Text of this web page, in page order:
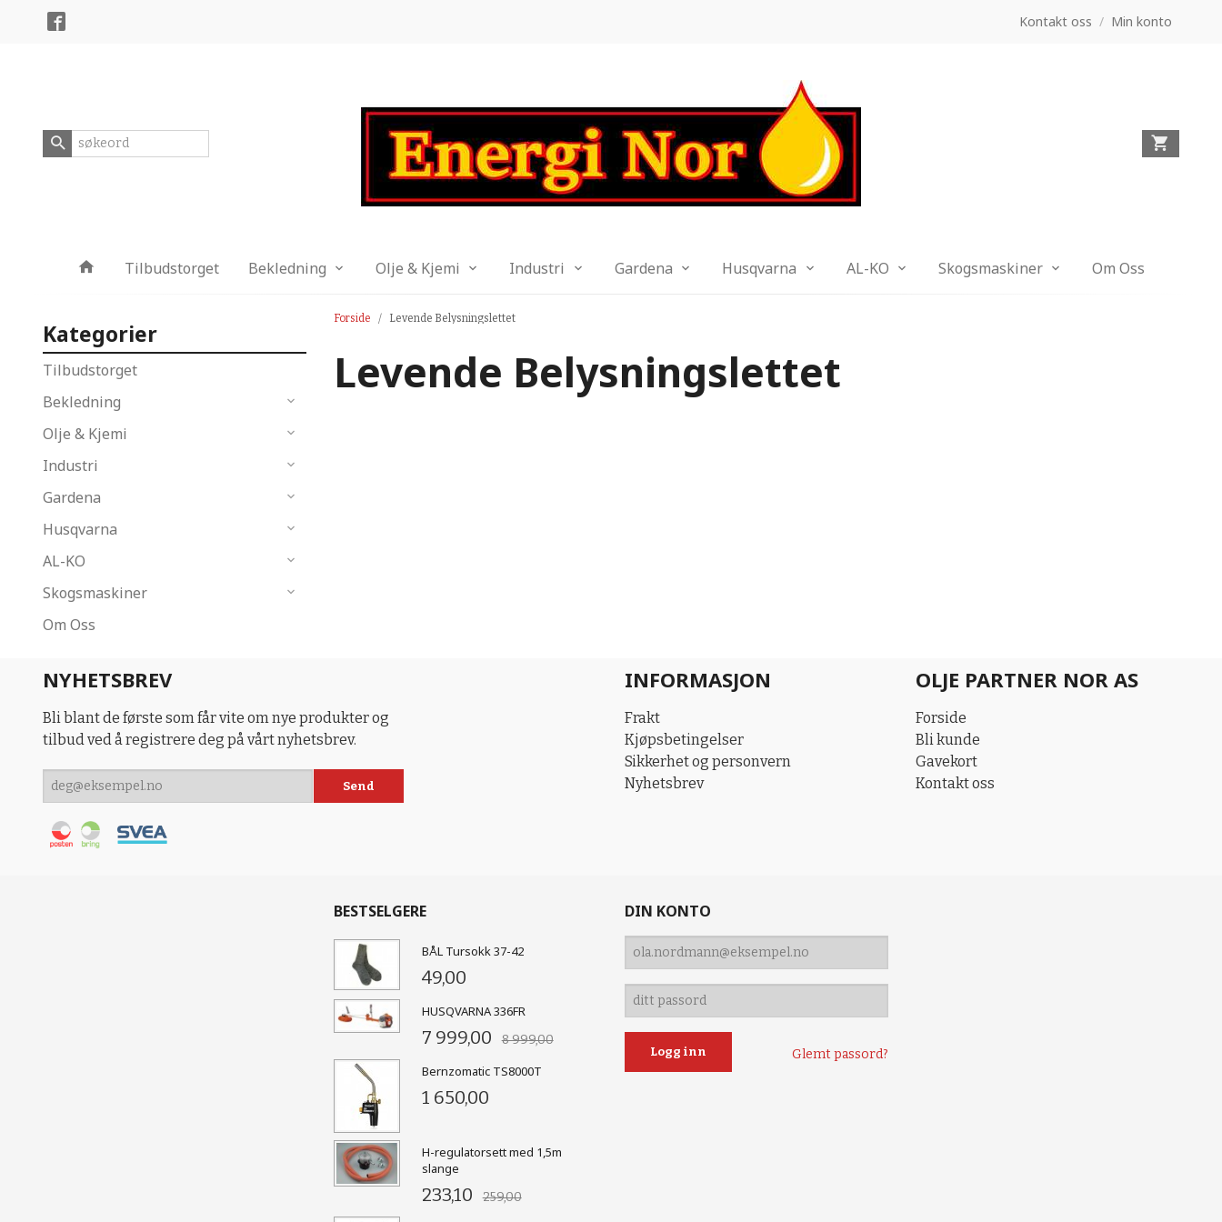
Kontakt oss / Min konto
ProdukterTilbudstorget Bekledning Olje & Kjemi Industri Gardena Husqvarna AL-KO Skogsmaskiner Om Oss
Kategorier
Tilbudstorget
Bekledning
Olje & Kjemi
Industri
Gardena
Husqvarna
AL-KO
Skogsmaskiner
Om Oss
Forside Levende Belysningslettet
Levende Belysningslettet
NYHETSBREV
Bli blant de første som får vite om nye produkter og
tilbud ved å registrere deg på vårt nyhetsbrev.
INFORMASJON
Frakt
Kjøpsbetingelser
Sikkerhet og personvern
Nyhetsbrev
OLJE PARTNER NOR AS
Forside
Bli kunde
Gavekort
Kontakt oss
BESTSELGERE
BÅL Tursokk 37-42
49,00
HUSQVARNA 336FR
7 999,00 8 999,00
Bernzomatic TS8000T
1 650,00
H-regulatorsett med 1,5m
slange
233,10 259,00
DIN KONTO
Glemt passord?